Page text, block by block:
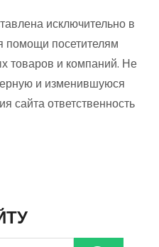
исключительно в
помощи посетителям
товаров и компаний. Не
и изменившуюся
сайта ответственность